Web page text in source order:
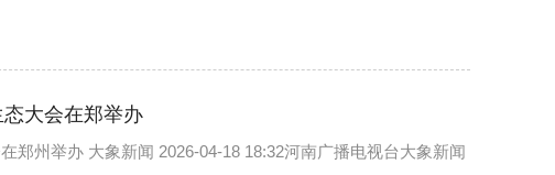
大会在郑举办
郑州举办 大象新闻 2026-04-18 18:32河南广播电视台大象新闻